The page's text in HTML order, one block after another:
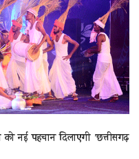
नई पहचान दिलाएगी ’छत्तीसगढ़